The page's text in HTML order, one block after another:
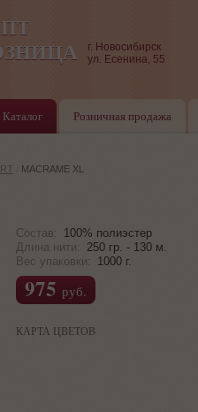
г. Новосибирск
ул. Есенина, 55
Каталог Розничная продажа
MACRAME XL
Состав:
100% полиэстер
Длина нити:
250 гр. - 130 м.
Вес упаковки:
1000 г.
975 руб.
КАРТА ЦВЕТОВ